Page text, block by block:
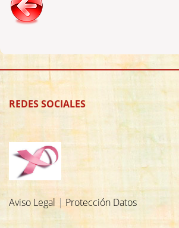
REDES SOCIALES
Aviso Legal | Protección Datos